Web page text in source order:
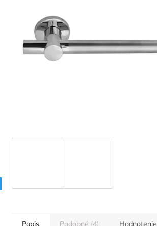
hviezdičiek.
Popis Podobné (4) Hodnotenie